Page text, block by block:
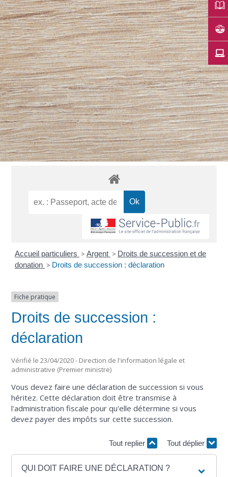
Accueil particuliers > Argent > Droits de succession et de
donation > Droits de succession : déclaration
Fiche pratique
Droits de succession :
déclaration
Vérifié le 23/04/2020 - Direction de l'information légale et
administrative (Premier ministre)
Vous devez faire une déclaration de succession si vous
héritez. Cette déclaration doit être transmise à
l'administration fiscale pour qu'elle détermine si vous
devez payer des impôts sur cette succession.
Tout replier Tout déplier
QUI DOIT FAIRE UNE DÉCLARATION ?